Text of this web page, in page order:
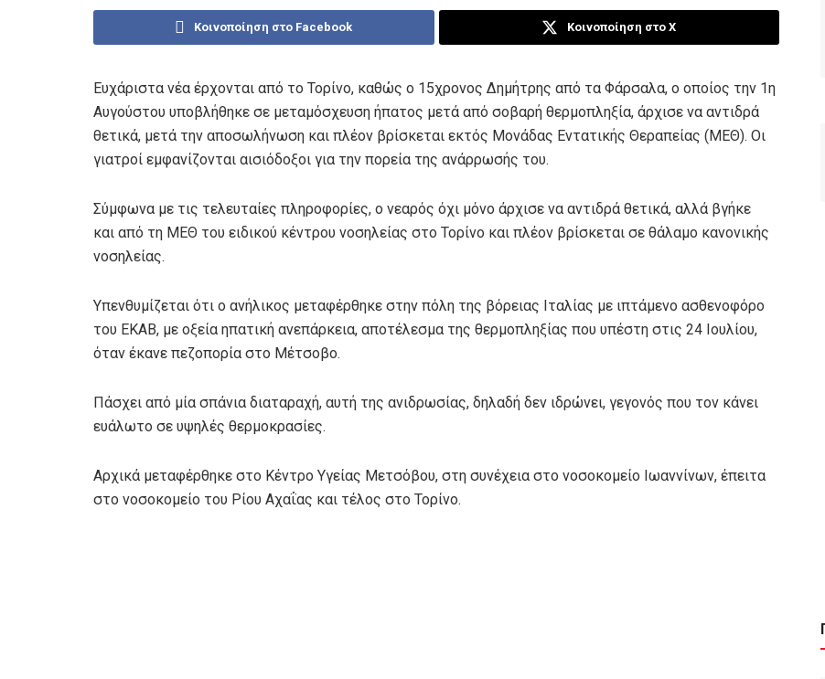
Κοινοποίηση στο Facebook Κοινοποίηση στο X
Ευχάριστα νέα έρχονται από το Τορίνο, καθώς ο 15χρονος Δημήτρης από τα Φάρσαλα, ο οποίος την 1η
Αυγούστου υποβλήθηκε σε μεταμόσχευση ήπατος μετά από σοβαρή θερμοπληξία, άρχισε να αντιδρά
θετικά, μετά την αποσωλήνωση και πλέον βρίσκεται εκτός Μονάδας Εντατικής Θεραπείας (ΜΕΘ). Οι
γιατροί εμφανίζονται αισιόδοξοι για την πορεία της ανάρρωσής του.
Σύμφωνα με τις τελευταίες πληροφορίες, ο νεαρός όχι μόνο άρχισε να αντιδρά θετικά, αλλά βγήκε
και από τη ΜΕΘ του ειδικού κέντρου νοσηλείας στο Τορίνο και πλέον βρίσκεται σε θάλαμο κανονικής
νοσηλείας.
Υπενθυμίζεται ότι ο ανήλικος μεταφέρθηκε στην πόλη της βόρειας Ιταλίας με ιπτάμενο ασθενοφόρο
του ΕΚΑΒ, με οξεία ηπατική ανεπάρκεια, αποτέλεσμα της θερμοπληξίας που υπέστη στις 24 Ιουλίου,
όταν έκανε πεζοπορία στο Μέτσοβο.
Πάσχει από μία σπάνια διαταραχή, αυτή της ανιδρωσίας, δηλαδή δεν ιδρώνει, γεγονός που τον κάνει
ευάλωτο σε υψηλές θερμοκρασίες.
Αρχικά μεταφέρθηκε στο Κέντρο Υγείας Μετσόβου, στη συνέχεια στο νοσοκομείο Ιωαννίνων, έπειτα
στο νοσοκομείο του Ρίου Αχαΐας και τέλος στο Τορίνο.